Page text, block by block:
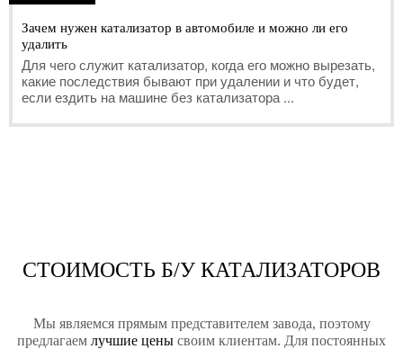
Зачем нужен катализатор в автомобиле и можно ли его
удалить
Для чего служит катализатор, когда его можно вырезать,
какие последствия бывают при удалении и что будет,
если ездить на машине без катализатора ...
СТОИМОСТЬ Б/У КАТАЛИЗАТОРОВ
Мы являемся прямым представителем завода, поэтому
предлагаем лучшие цены своим клиентам. Для постоянных